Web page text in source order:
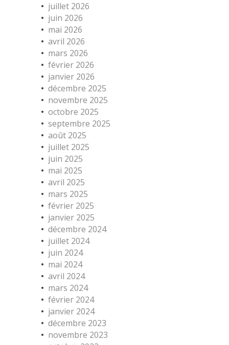
juillet 2026
juin 2026
mai 2026
avril 2026
mars 2026
février 2026
janvier 2026
décembre 2025
novembre 2025
octobre 2025
septembre 2025
août 2025
juillet 2025
juin 2025
mai 2025
avril 2025
mars 2025
février 2025
janvier 2025
décembre 2024
juillet 2024
juin 2024
mai 2024
avril 2024
mars 2024
février 2024
janvier 2024
décembre 2023
novembre 2023